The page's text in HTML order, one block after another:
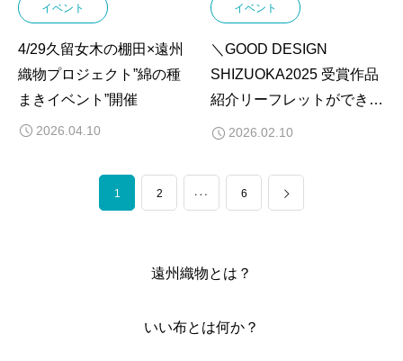
イベント
4/29久留女木の棚田×遠州
織物プロジェクト”綿の種
まきイベント”開催
2026.04.10
イベント
＼GOOD DESIGN
SHIZUOKA2025 受賞作品
紹介リーフレットができあ
がりました／
2026.02.10
1 2
… 6
遠州織物とは？
いい布とは何か？